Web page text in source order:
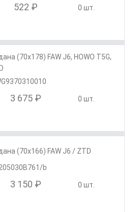
522 ₽ 0 шт.
(70х178) FAW J6, HOWO T5G,
3 675 ₽ 0 шт.
(70х166) FAW J6 / ZTD
b
3 150 ₽ 0 шт.